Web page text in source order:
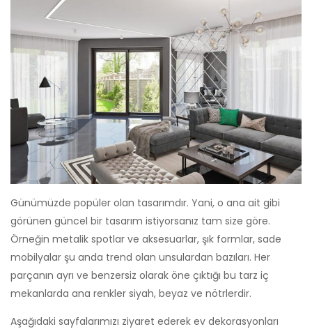
Günümüzde popüler olan tasarımdır. Yani, o ana ait gibi
görünen güncel bir tasarım istiyorsanız tam size göre.
Örneğin metalik spotlar ve aksesuarlar, şık formlar, sade
mobilyalar şu anda trend olan unsulardan bazıları. Her
parçanın ayrı ve benzersiz olarak öne çıktığı bu tarz iç
mekanlarda ana renkler siyah, beyaz ve nötrlerdir.
Aşağıdaki sayfalarımızı ziyaret ederek ev dekorasyonları